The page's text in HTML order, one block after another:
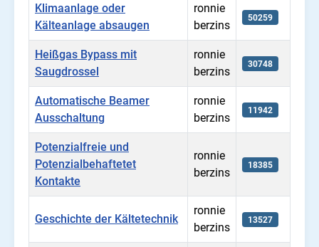
Klimaanlage oder
Kälteanlage absaugen
ronnie
berzins
50259
Heißgas Bypass mit
Saugdrossel
ronnie
berzins
30748
Automatische Beamer
Ausschaltung
ronnie
berzins
11942
Potenzialfreie und
Potenzialbehaftetet
Kontakte
ronnie
berzins
18385
Geschichte der Kältetechnik
ronnie
berzins
13527